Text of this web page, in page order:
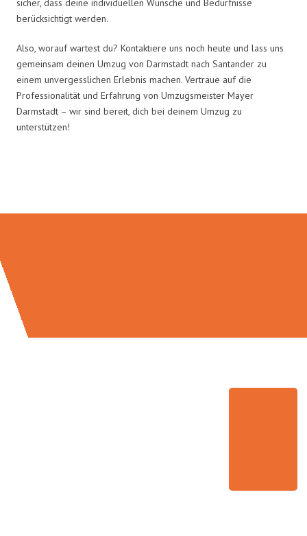
sicher, dass deine individuellen Wünsche und Bedürfnisse
berücksichtigt werden.
Also, worauf wartest du? Kontaktiere uns noch heute und lass uns
gemeinsam deinen Umzug von Darmstadt nach Santander zu
einem unvergesslichen Erlebnis machen. Vertraue auf die
Professionalität und Erfahrung von Umzugsmeister Mayer
Darmstadt – wir sind bereit, dich bei deinem Umzug zu
unterstützen!